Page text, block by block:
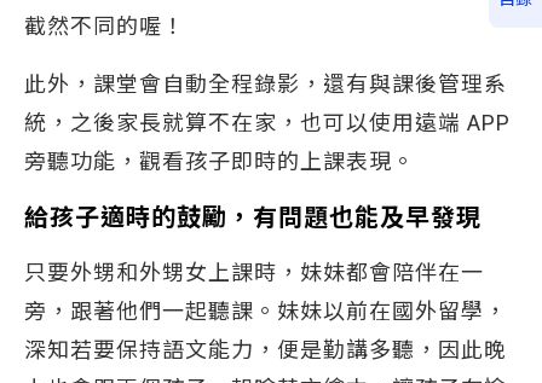
截然不同的喔！
此外，課堂會自動全程錄影，還有與課後管理系
統，之後家長就算不在家，也可以使用遠端 APP
旁聽功能，觀看孩子即時的上課表現。
給孩子適時的鼓勵，有問題也能及早發現
只要外甥和外甥女上課時，妹妹都會陪伴在一
旁，跟著他們一起聽課。妹妹以前在國外留學，
深知若要保持語文能力，便是勤講多聽，因此晚